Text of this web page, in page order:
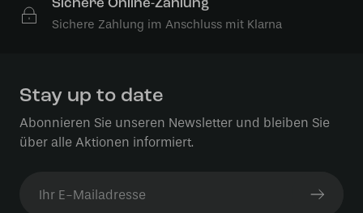
Sichere Online-Zahlung
Sichere Zahlung im Anschluss mit Klarna
Stay up to date
Abonnieren Sie unseren Newsletter und bleiben Sie
über alle Aktionen informiert.